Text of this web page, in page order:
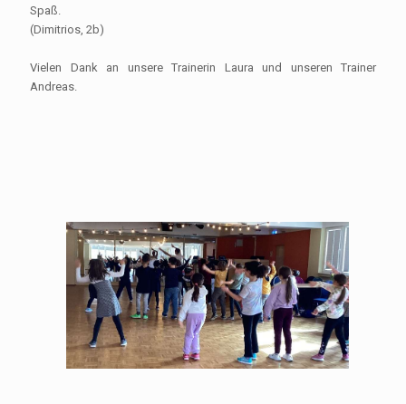
Spaß.
(Dimitrios, 2b)
Vielen Dank an unsere Trainerin Laura und unseren Trainer
Andreas.